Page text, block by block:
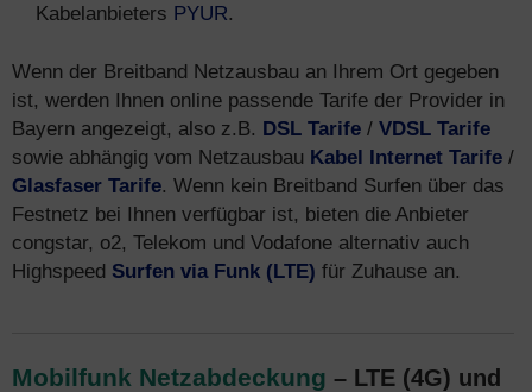
Kabelanbieters PYUR.
Wenn der Breitband Netzausbau an Ihrem Ort gegeben
ist, werden Ihnen online passende Tarife der Provider in
Bayern angezeigt, also z.B. DSL Tarife / VDSL Tarife
sowie abhängig vom Netzausbau Kabel Internet Tarife /
Glasfaser Tarife. Wenn kein Breitband Surfen über das
Festnetz bei Ihnen verfügbar ist, bieten die Anbieter
congstar, o2, Telekom und Vodafone alternativ auch
Highspeed Surfen via Funk (LTE) für Zuhause an.
Mobilfunk Netzabdeckung – LTE (4G) und